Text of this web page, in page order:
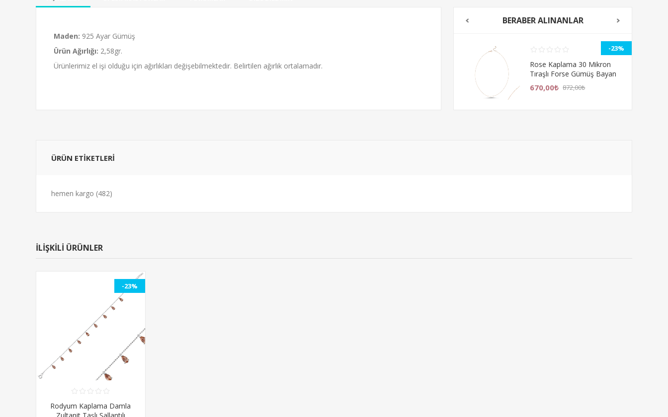
Maden: 925 Ayar Gümüş
Ürün Ağırlığı: 2,58gr.
Ürünlerimiz el işi olduğu için ağırlıkları değişebilmektedir. Belirtilen ağırlık ortalamadır.
BERABER ALINANLAR
-23%
Kaplama 30 Mikron
Rodyum Kaplama 30 Mikron
Tıraşlı Forse Gümüş Bayan
-23%
Rose Kaplama 30 Mikron
Tıraşlı Forse Gümüş Bayan
Zincir Kolye - Uzatma Zincirli
670,00₺ 872,00₺
ÜRÜN ETİKETLERİ
hemen kargo (482)
İLİŞKİLİ ÜRÜNLER
-23%
Rodyum Kaplama Damla
Zultanit Taşlı Sallantılı